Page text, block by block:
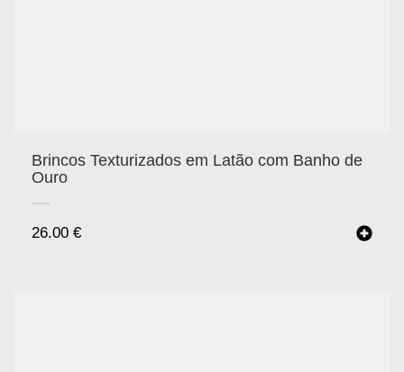
Brincos Texturizados em Latão com Banho de
Ouro
26.00 €